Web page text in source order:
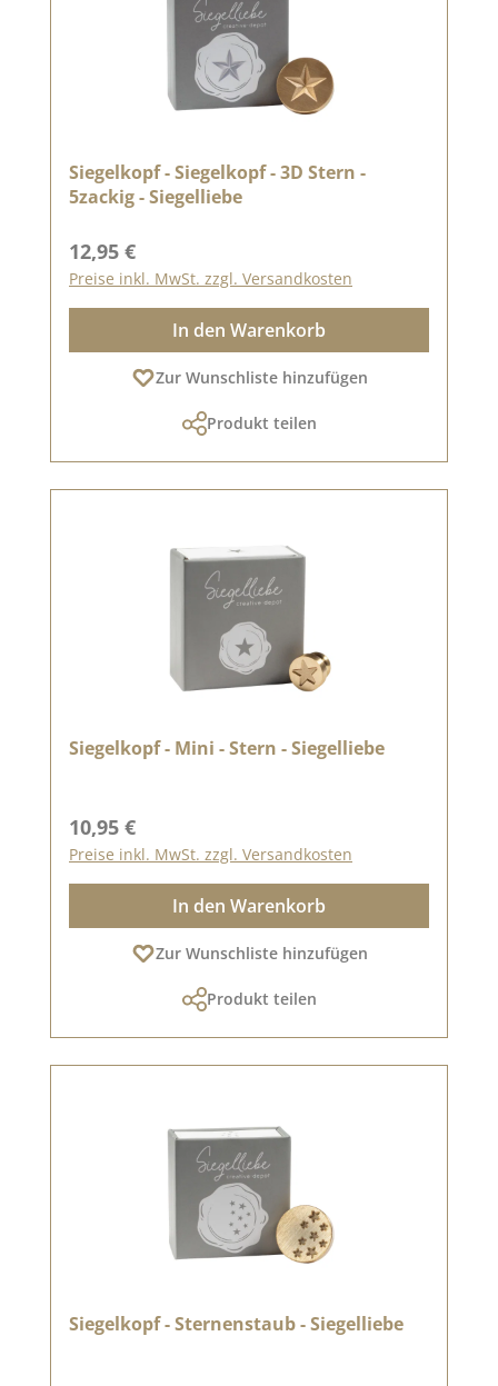
Siegelkopf - Siegelkopf - 3D Stern -
5zackig - Siegelliebe
Regulärer Preis:
12,95 €
Preise inkl. MwSt. zzgl. Versandkosten
In den Warenkorb
Zur Wunschliste hinzufügen
Produkt teilen
Siegelkopf - Mini - Stern - Siegelliebe
Regulärer Preis:
10,95 €
Preise inkl. MwSt. zzgl. Versandkosten
In den Warenkorb
Zur Wunschliste hinzufügen
Produkt teilen
Siegelkopf - Sternenstaub - Siegelliebe